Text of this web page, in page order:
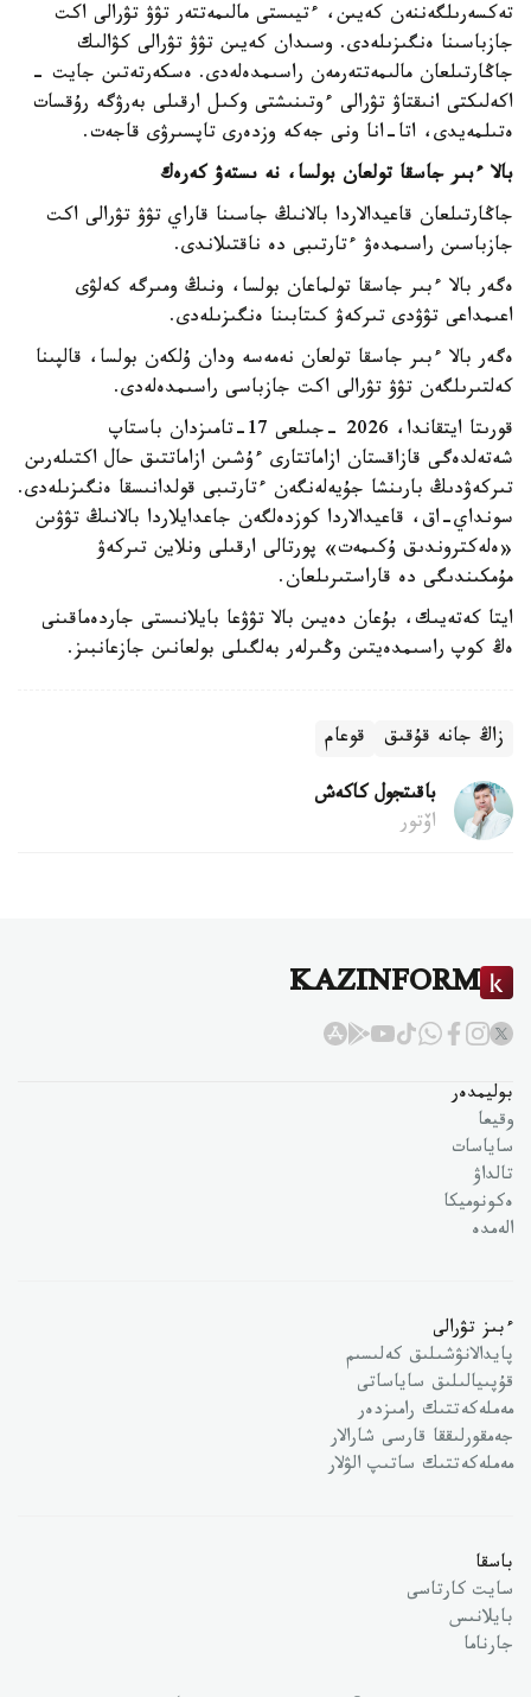
تەكسەرىلگەننەن كەيىن، ءتيىستى مالىمەتتەر تۋۋ تۋرالى اكت
جازباسىنا ەنگىزىلەدى. وسىدان كەيىن تۋۋ تۋرالى كۋالىك
جاڭارتىلعان مالىمەتتەرمەن راسىمدەلەدى. ەسكەرتەتىن جايت -
اكەلىكتى انىقتاۋ تۋرالى ءوتىنىشتى وكىل ارقىلى بەرۋگە رۇقسات
ەتىلمەيدى، اتا-انا ونى جەكە وزدەرى تاپسىرۋى قاجەت.
بالا ءبىر جاسقا تولعان بولسا، نە ىستەۋ كەرەك
جاڭارتىلعان قاعيدالاردا بالانىڭ جاسىنا قاراي تۋۋ تۋرالى اكت
جازباسىن راسىمدەۋ ءتارتىبى دە ناقتىلاندى.
ەگەر بالا ءبىر جاسقا تولماعان بولسا، ونىڭ ومىرگە كەلۋى
اعىمداعى تۋۋدى تىركەۋ كىتابىنا ەنگىزىلەدى.
ەگەر بالا ءبىر جاسقا تولعان نەمەسە ودان ۇلكەن بولسا، قالپىنا
كەلتىرىلگەن تۋۋ تۋرالى اكت جازباسى راسىمدەلەدى.
قورىتا ايتقاندا، 2026 -جىلعى 17-تامىزدان باستاپ
شەتەلدەگى قازاقستان ازاماتتارى ءۇشىن ازاماتتىق حال اكتىلەرىن
تىركەۋدىڭ بارىنشا جۇيەلەنگەن ءتارتىبى قولدانىسقا ەنگىزىلەدى.
سونداي-اق، قاعيدالاردا كوزدەلگەن جاعدايلاردا بالانىڭ تۋۋىن
«ەلەكتروندىق ۇكىمەت» پورتالى ارقىلى ونلاين تىركەۋ
مۇمكىندىگى دە قاراستىرىلعان.
ايتا كەتەيىك، بۇعان دەيىن بالا تۋۋعا بايلانىستى جاردەماقىنى
ەڭ كوپ راسىمدەيتىن وڭىرلەر بەلگىلى بولعانىن جازعانبىز.
زاڭ جانە قۇقىق قوعام
باقىتجول كاكەش
اۆتور
KAZINFORM
بوليمدەر
وقيعا
ساياسات
تالداۋ
ەكونوميكا
الەمدە
ءبىز تۋرالى
پايدالانۋشىلىق كەلىسىم
قۇپىيالىلىق ساياساتى
مەملەكەتتىك رامىزدەر
جەمقورلىققا قارسى شارالار
مەملەكەتتىك ساتىپ الۋلار
باسقا
سايت كارتاسى
بايلانىس
جارناما